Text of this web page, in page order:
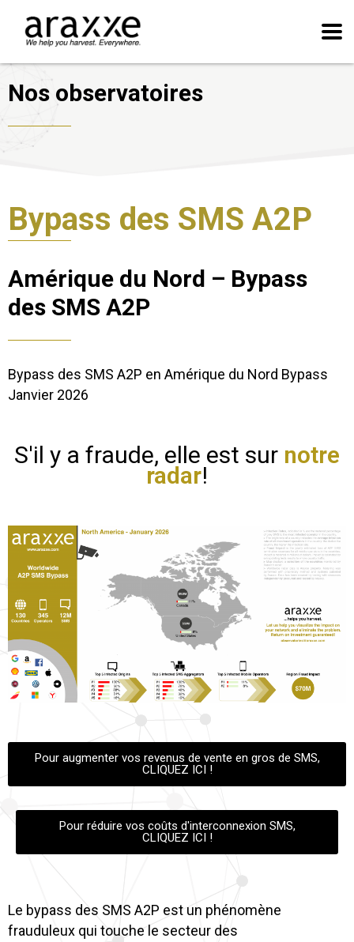
Nos observatoires
Bypass des SMS A2P
Amérique du Nord – Bypass
des SMS A2P
Bypass des SMS A2P en Amérique du Nord Bypass
Janvier 2026
S'il y a fraude, elle est sur notre
radar!
Pour augmenter vos revenus de vente en gros de SMS,
CLIQUEZ ICI !
Pour réduire vos coûts d'interconnexion SMS,
CLIQUEZ ICI !
Le bypass des SMS A2P est un phénomène
frauduleux qui touche le secteur des